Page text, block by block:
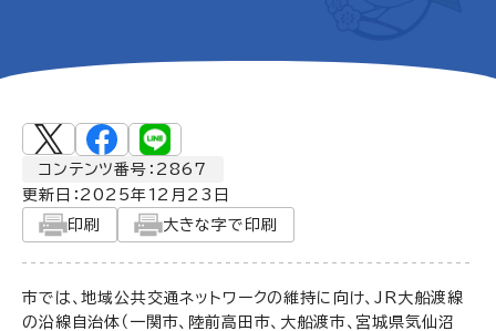
コンテンツ番号：2867
更新日： 2025年12月23日
印刷
大きな字で印刷
市では、地域公共交通ネットワークの維持に向け、JR大船渡線
の沿線自治体（一関市、陸前高田市、大船渡市、宮城県気仙沼